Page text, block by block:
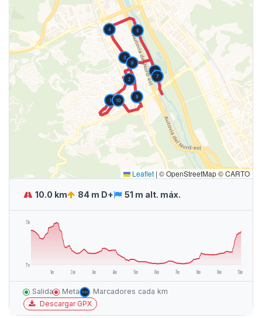
1
2
3
4 5
6
7
8
9
10
Leaflet | © OpenStreetMap © CARTO
10.0 km 84 m D+ 51 m alt. máx.
17m
51m
1km 2km 3km 4km 5km 6km 7km 8km 9km 10km
Salida Meta km
Marcadores cada km
Descargar GPX